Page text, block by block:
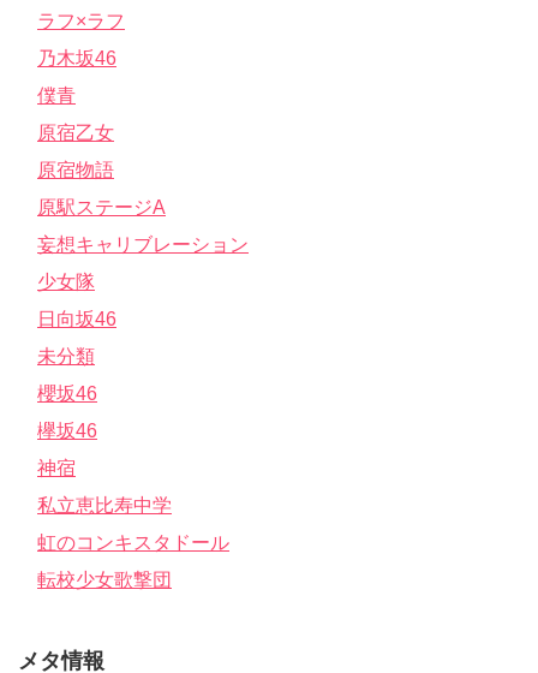
ラフ×ラフ
乃木坂46
僕青
原宿乙女
原宿物語
原駅ステージA
妄想キャリブレーション
少女隊
日向坂46
未分類
櫻坂46
欅坂46
神宿
私立恵比寿中学
虹のコンキスタドール
転校少女歌撃団
メタ情報